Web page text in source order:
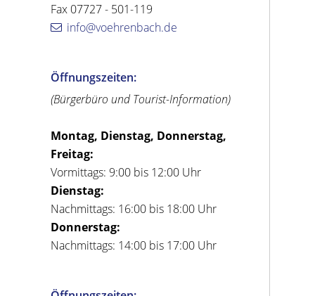
Fax 07727 - 501-119
info@voehrenbach.de
Öffnungszeiten:
(Bürgerbüro und Tourist-Information)
Montag, Dienstag, Donnerstag,
Freitag:
Vormittags: 9:00 bis 12:00 Uhr
Dienstag:
Nachmittags: 16:00 bis 18:00 Uhr
Donnerstag:
Nachmittags: 14:00 bis 17:00 Uhr